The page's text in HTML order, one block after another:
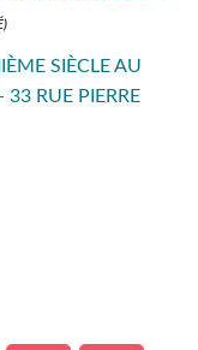
SIÈCLE AU
RUE PIERRE